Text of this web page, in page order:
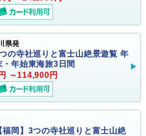
県発
の寺社巡りと富士山絶景遊覧 年
・年始東海旅3日間
～114,900円
福岡】3つの寺社巡りと富士山絶